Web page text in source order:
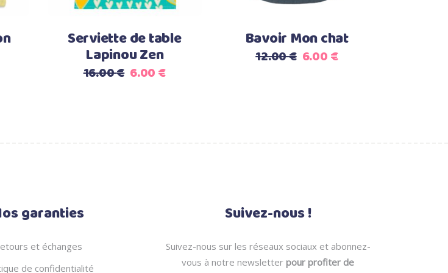
Serviette de table
Lapinou Zen
16.00€ Le
6.00€Le
Bavoir Mon chat
12.00€ Le
6.00€Le
garanties
et échanges
de confidentialité
Suivez-nous !
Suivez-nous sur les réseaux sociaux et abonnez-
vous à notre newsletterpour profiter de